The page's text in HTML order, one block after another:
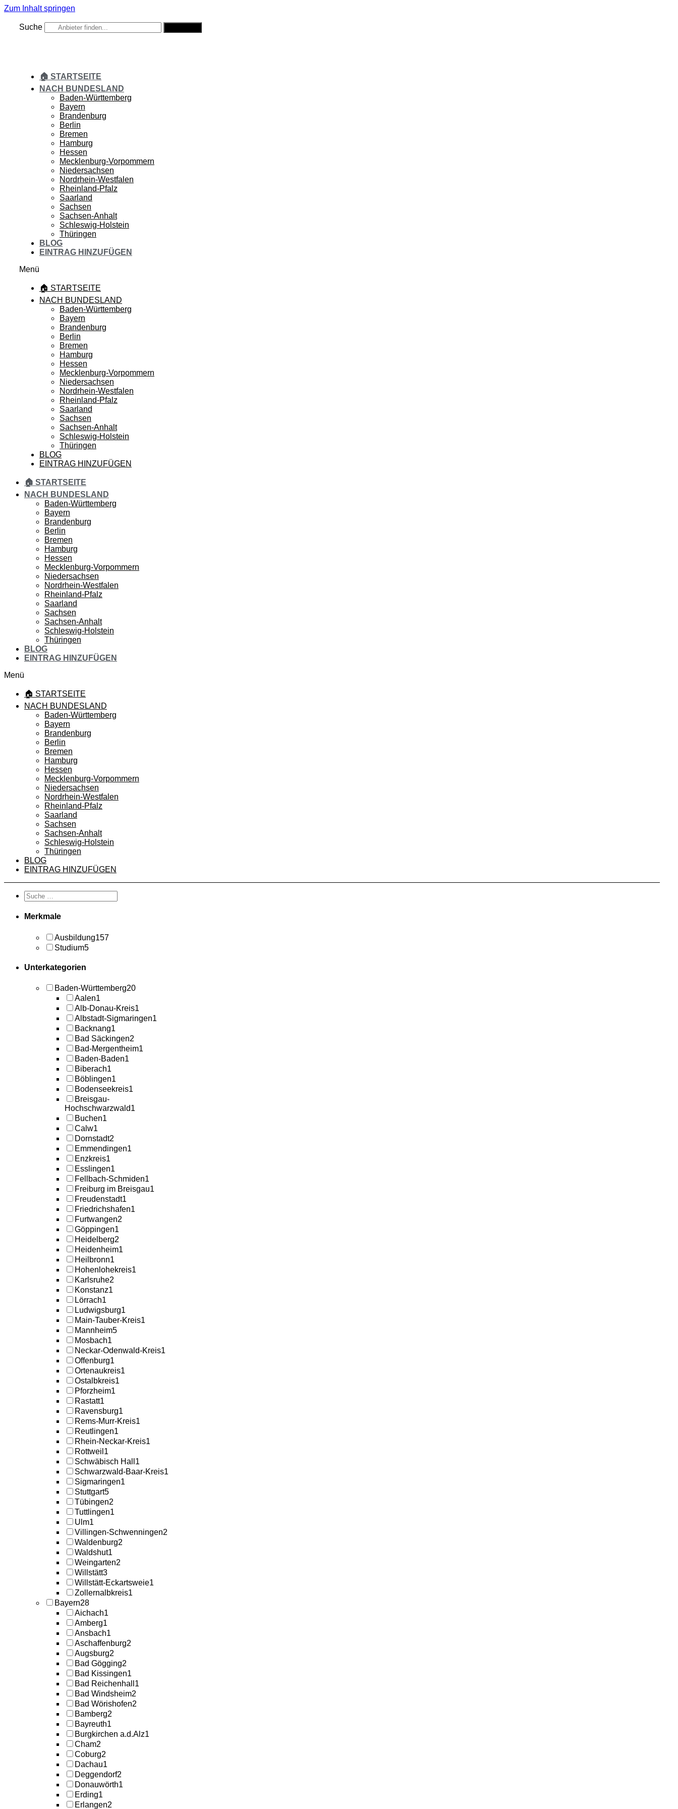
Zum Inhalt springen
Suche
🏠 STARTSEITE
NACH BUNDESLAND
Baden-Württemberg
Bayern
Brandenburg
Berlin
Bremen
Hamburg
Hessen
Mecklenburg-Vorpommern
Niedersachsen
Nordrhein-Westfalen
Rheinland-Pfalz
Saarland
Sachsen
Sachsen-Anhalt
Schleswig-Holstein
Thüringen
BLOG
EINTRAG HINZUFÜGEN
Menü
🏠 STARTSEITE
NACH BUNDESLAND
Baden-Württemberg
Bayern
Brandenburg
Berlin
Bremen
Hamburg
Hessen
Mecklenburg-Vorpommern
Niedersachsen
Nordrhein-Westfalen
Rheinland-Pfalz
Saarland
Sachsen
Sachsen-Anhalt
Schleswig-Holstein
Thüringen
BLOG
EINTRAG HINZUFÜGEN
🏠 STARTSEITE
NACH BUNDESLAND
Baden-Württemberg
Bayern
Brandenburg
Berlin
Bremen
Hamburg
Hessen
Mecklenburg-Vorpommern
Niedersachsen
Nordrhein-Westfalen
Rheinland-Pfalz
Saarland
Sachsen
Sachsen-Anhalt
Schleswig-Holstein
Thüringen
BLOG
EINTRAG HINZUFÜGEN
Menü
🏠 STARTSEITE
NACH BUNDESLAND
Baden-Württemberg
Bayern
Brandenburg
Berlin
Bremen
Hamburg
Hessen
Mecklenburg-Vorpommern
Niedersachsen
Nordrhein-Westfalen
Rheinland-Pfalz
Saarland
Sachsen
Sachsen-Anhalt
Schleswig-Holstein
Thüringen
BLOG
EINTRAG HINZUFÜGEN
Merkmale
Ausbildung157
Studium5
Unterkategorien
Baden-Württemberg20
Aalen1
Alb-Donau-Kreis1
Albstadt-Sigmaringen1
Backnang1
Bad Säckingen2
Bad-Mergentheim1
Baden-Baden1
Biberach1
Böblingen1
Bodenseekreis1
Breisgau-
Hochschwarzwald1
Buchen1
Calw1
Dornstadt2
Emmendingen1
Enzkreis1
Esslingen1
Fellbach-Schmiden1
Freiburg im Breisgau1
Freudenstadt1
Friedrichshafen1
Furtwangen2
Göppingen1
Heidelberg2
Heidenheim1
Heilbronn1
Hohenlohekreis1
Karlsruhe2
Konstanz1
Lörrach1
Ludwigsburg1
Main-Tauber-Kreis1
Mannheim5
Mosbach1
Neckar-Odenwald-Kreis1
Offenburg1
Ortenaukreis1
Ostalbkreis1
Pforzheim1
Rastatt1
Ravensburg1
Rems-Murr-Kreis1
Reutlingen1
Rhein-Neckar-Kreis1
Rottweil 1
Schwäbisch Hall 1
Schwarzwald-Baar-Kreis1
Sigmaringen1
Stuttgart5
Tübingen2
Tuttlingen1
Ulm1
Villingen-Schwenningen2
Waldenburg2
Waldshut1
Weingarten2
Willstätt3
Willstätt-Eckartsweie1
Zollernalbkreis1
Bayern28
Aichach1
Amberg1
Ansbach1
Aschaffenburg2
Augsburg2
Bad Gögging2
Bad Kissingen1
Bad Reichenhall 1
Bad Windsheim2
Bad Wörishofen2
Bamberg2
Bayreuth1
Burgkirchen a.d.Alz1
Cham2
Coburg2
Dachau1
Deggendorf2
Donauwörth1
Erding1
Erlangen2